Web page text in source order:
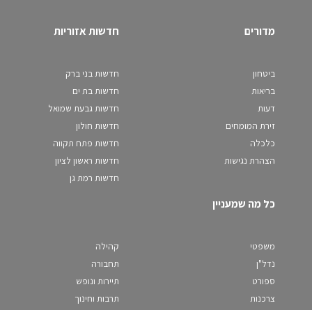
מדורים
ביטחון
בריאות
דעות
זירת המומחים
כלכלה
הצהרת נגישות
חדשות אזוריות
חדשות בני ברק
חדשות בת ים
חדשות גבעת שמואל
חדשות חולון
חדשות פתח תקווה
חדשות ראשון לציון
חדשות רמת גן
כל מה שמעניין
משפטי
נדל"ן
ספורט
צרכנות
קהילה
תחבורה
תיירות ונופש
תרבות וחינוך